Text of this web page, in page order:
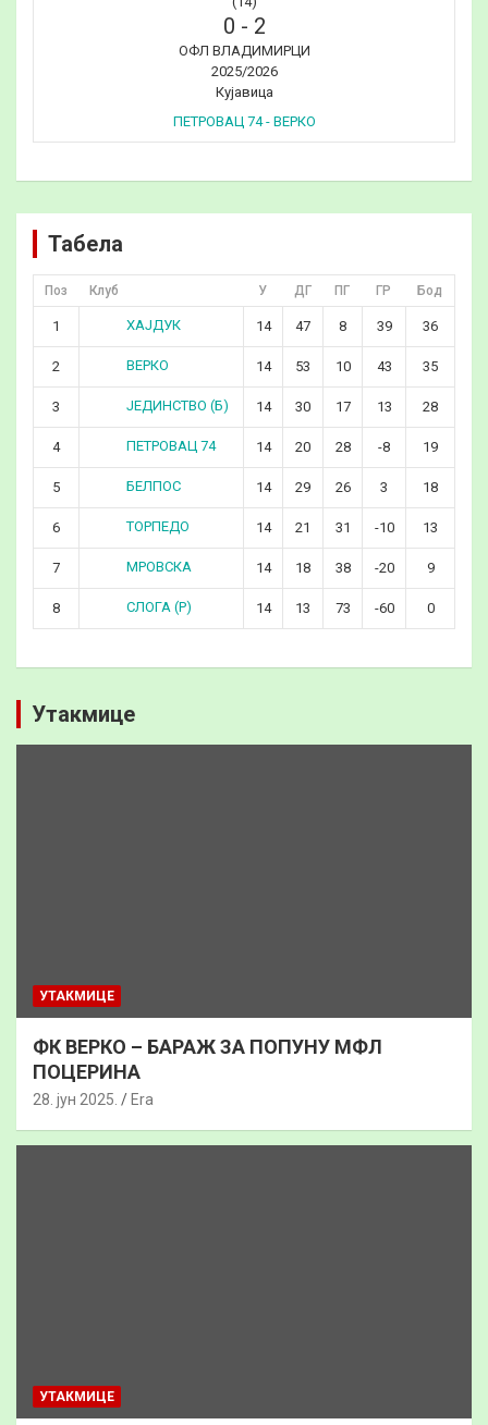
0 - 2
ОФЛ ВЛАДИМИРЦИ
2025/2026
Кујавица
ПЕТРОВАЦ 74 - ВЕРКО
Табела
Поз Клуб У ДГ ПГ ГР Бод
1 ХАЈДУК 14 47 8 39 36
2 ВЕРКО 14 53 10 43 35
3 ЈЕДИНСТВО (Б) 14 30 17 13 28
4 ПЕТРОВАЦ 74 14 20 28 -8 19
5 БЕЛПОС 14 29 26 3 18
6 ТОРПЕДО 14 21 31 -10 13
7 МРОВСКА 14 18 38 -20 9
8 СЛОГА (Р) 14 13 73 -60 0
Утакмице
УТАКМИЦЕ
ФК ВЕРКО – БАРАЖ ЗА ПОПУНУ МФЛ
ПОЦЕРИНА
28. јун 2025. Era
УТАКМИЦЕ